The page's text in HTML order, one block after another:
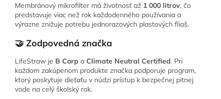
Membránový mikrofilter má životnosť až 1 000 litrov, čo
predstavuje viac než rok každodenného používania a
výrazne znižuje potrebu jednorazových plastových fliaš.
🤝 Zodpovedná značka
LifeStraw je B Corp a Climate Neutral Certified. Pri
každom zakúpenom produkte značka podporuje program,
ktorý poskytuje dieťaťu v núdzi prístup k bezpečnej pitnej
vode na celý školský rok.